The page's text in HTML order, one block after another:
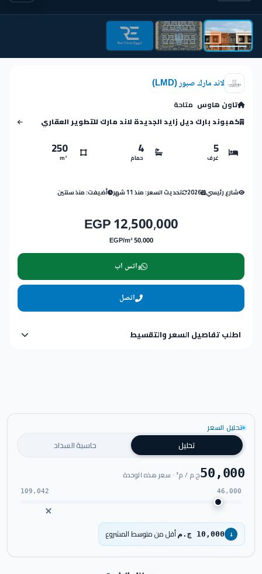
لاند مارك صبور (LMD)
تاون هاوس متاحة
كمبوند بارك ديل زايد الجديدة لاند مارك للتطوير العقاري
5
غرف
4
حمام
250
m²
شارع رئيسي 2026 تحديث السعر: منذ 11 شهر أضيفت: منذ سنتين
12,500,000 EGP
50,000 EGP/m²
واتس اب
اتصل
اطلب تفاصيل السعر والتقسيط
تحليل السعر
تحليل حاسبة السداد
50,000ج.م / م² · سعر هذه الوحدة
46,000
109,042
↓ 10,000 ج.م أقل من متوسط المشروع